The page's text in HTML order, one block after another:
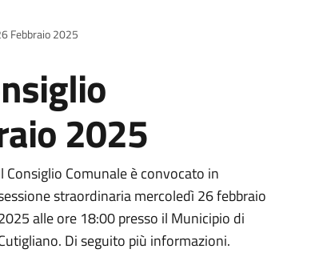
Febbraio 2025
2025
Consiglio Comunale è convocato in
straordinaria mercoledì 26 febbraio
alle ore 18:00 presso il Municipio di
Di seguito più informazioni.